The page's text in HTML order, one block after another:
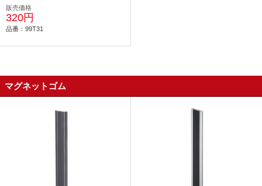
販売価格
320円
品番：99T31
マグネットゴム